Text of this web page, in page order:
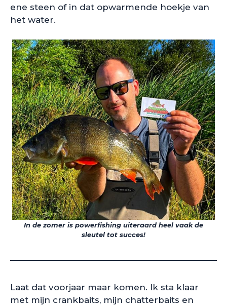
ene steen of in dat opwarmende hoekje van
het water.
In de zomer is powerfishing uiteraard heel vaak de
sleutel tot succes!
Laat dat voorjaar maar komen. Ik sta klaar
met mijn crankbaits, mijn chatterbaits en